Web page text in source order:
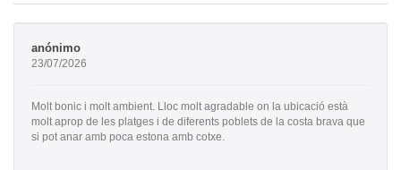
anónimo
23/07/2026
Molt bonic i molt ambient. Lloc molt agradable on la ubicació està
molt aprop de les platges i de diferents poblets de la costa brava que
si pot anar amb poca estona amb cotxe.